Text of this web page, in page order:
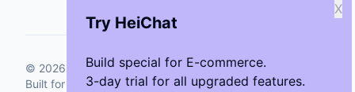
Try HeiChat
Build special for E-commerce.
3-day trial for all upgraded features.
X
© 2026 GenCybers Inc. All rights reserved.
Built for storefronts that want faster answers and cleaner